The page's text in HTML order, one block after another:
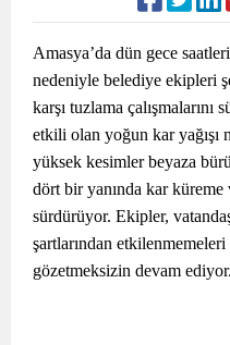
Amasya’da dün gece
nedeniyle belediye ekipleri
karşı tuzlama
etkili olan yoğun kar yağışı
yüksek kesimler beyaza
dört bir yanında kar küreme
sürdürüyor. Ekipler,
şartlarından etkilenmemeleri
gözetmeksizin devam ediyor.